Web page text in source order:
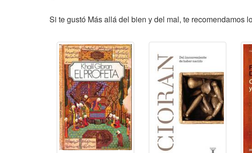
Si te gustó Más allá del bien y del mal, te recomendamos